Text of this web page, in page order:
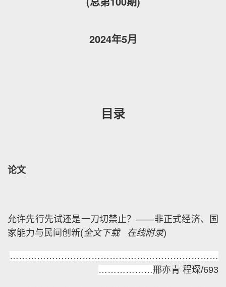
2024年5月
目录
论文
允许先行先试还是一刀切禁止？——非正式经济、国
家能力与民间创新(全文下载 在线附录)
……………………………………………………………
………………邢亦青 程琛/693